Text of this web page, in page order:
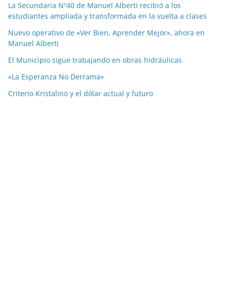
La Secundaria Nº40 de Manuel Alberti recibió a los
estudiantes ampliada y transformada en la vuelta a clases
Nuevo operativo de «Ver Bien, Aprender Mejor», ahora en
Manuel Alberti
El Municipio sigue trabajando en obras hidráulicas
«La Esperanza No Derrama»
Criterio Kristalino y el dólar actual y futuro